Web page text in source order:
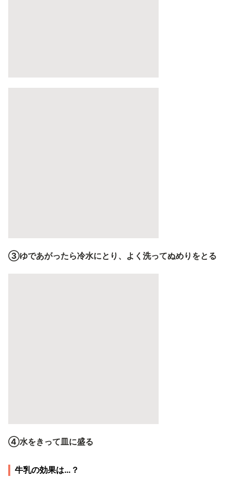
③ゆであがったら冷水にとり、よく洗ってぬめりをとる
④水をきって皿に盛る
牛乳の効果は…？